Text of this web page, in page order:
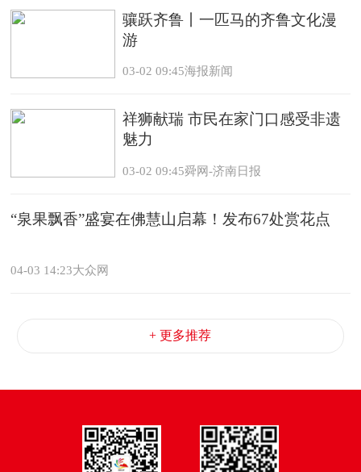
骧跃齐鲁丨一匹马的齐鲁文化漫
游
03-02 09:45海报新闻
祥狮献瑞 市民在家门口感受非遗
魅力
03-02 09:45舜网-济南日报
“泉果飘香”盛宴在佛慧山启幕！发布67处赏花点
04-03 14:23大众网
+ 更多推荐